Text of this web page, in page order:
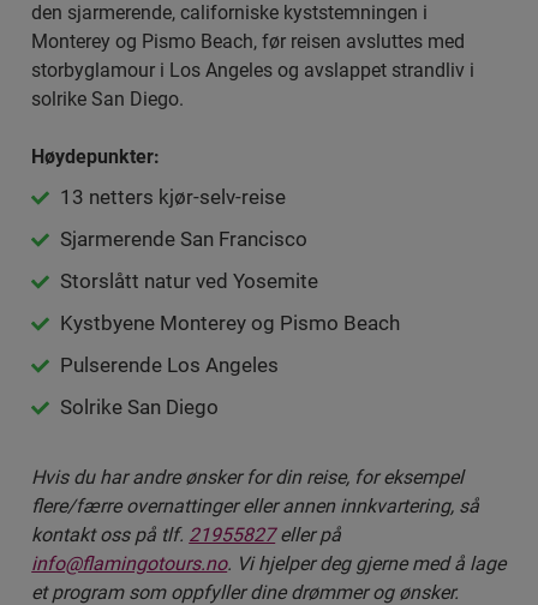
den sjarmerende, californiske kyststemningen i
Monterey og Pismo Beach, før reisen avsluttes med
storbyglamour i Los Angeles og avslappet strandliv i
solrike San Diego.
Høydepunkter:
13 netters kjør-selv-reise
Sjarmerende San Francisco
Storslått natur ved Yosemite
Kystbyene Monterey og Pismo Beach
Pulserende Los Angeles
Solrike San Diego
Hvis du har andre ønsker for din reise, for eksempel
flere/færre overnattinger eller annen innkvartering, så
kontakt oss på tlf. 21955827eller på
info@flamingotours.no. Vi hjelper deg gjerne med å lage
et program som oppfyller dine drømmer og ønsker.